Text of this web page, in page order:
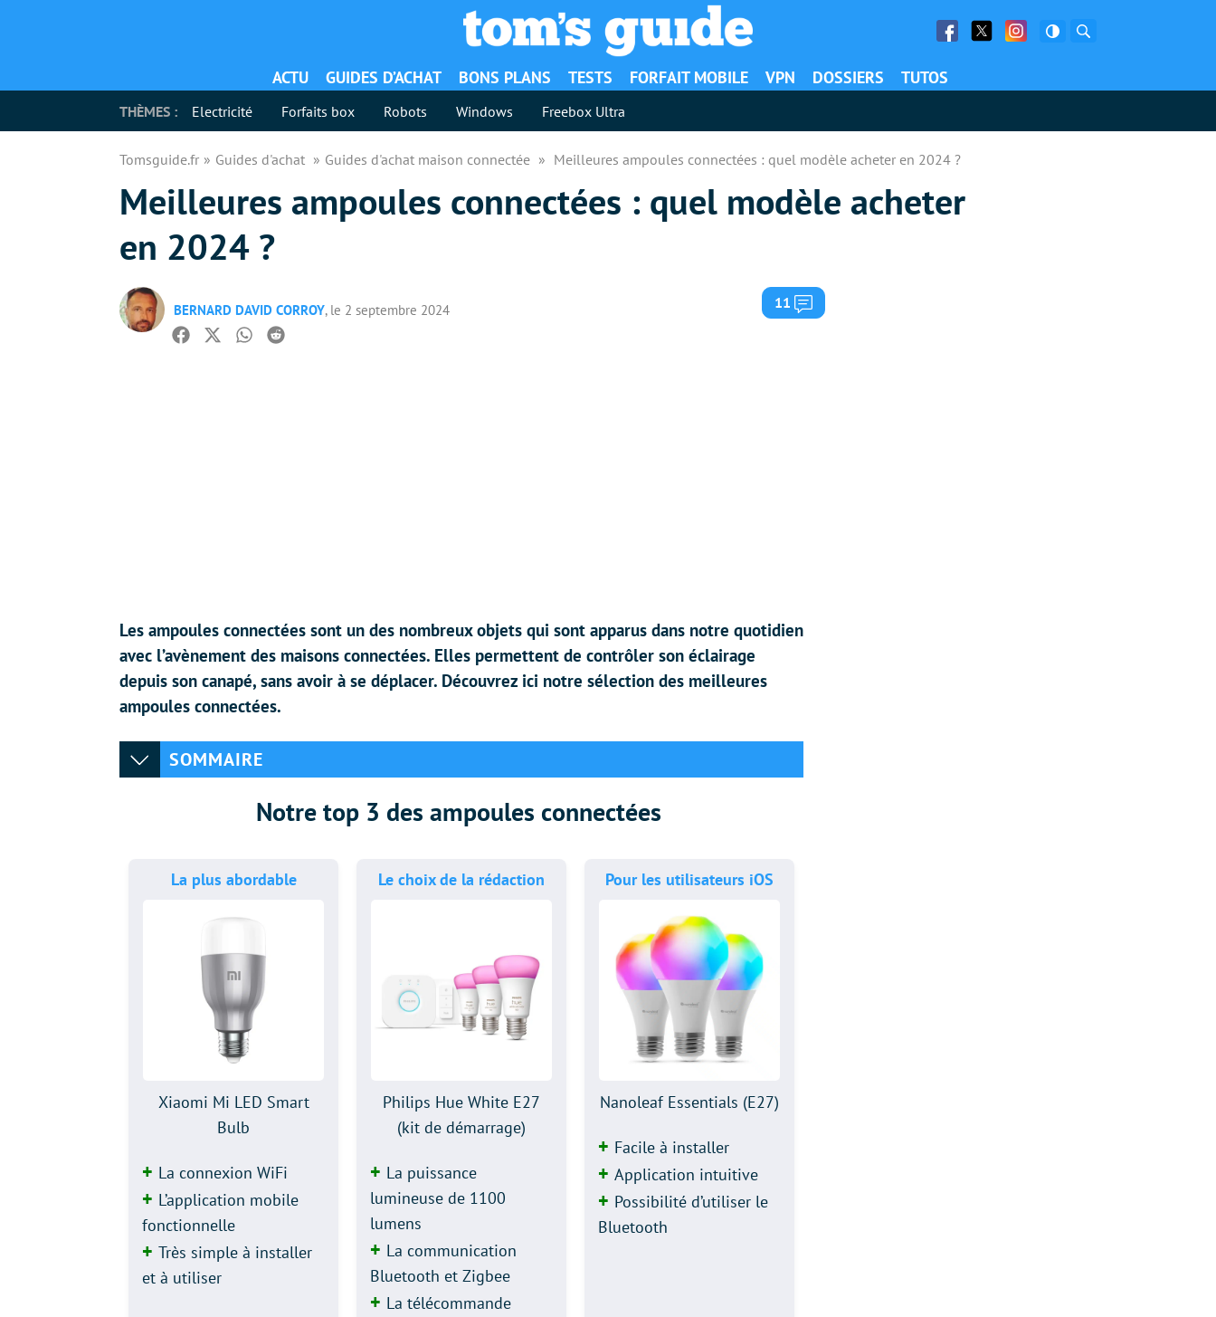
Facebook
Twitter Facebook
ACTU GUIDES D’ACHAT BONS PLANS TESTS FORFAIT MOBILE VPN DOSSIERS TUTOS
THÈMES : Electricité Forfaits box Robots Windows Freebox Ultra
Tomsguide.fr Guides d'achat Guides d'achat maison connectée Meilleures ampoules connectées : quel modèle acheter en 2024 ?
Meilleures ampoules connectées : quel modèle acheter
en 2024 ?
BERNARD DAVID CORROY, le 2 septembre 2024 11 Commentaires
Facebook
TwitterWhatsapp
Reddit
Les ampoules connectées sont un des nombreux objets qui sont apparus dans notre quotidien
avec l’avènement des maisons connectées. Elles permettent de contrôler son éclairage
depuis son canapé, sans avoir à se déplacer. Découvrez ici notre sélection des meilleures
ampoules connectées.
SOMMAIRE
Notre top 3 des ampoules connectées
La plus abordable
Xiaomi Mi LED Smart
Bulb
La connexion WiFi
L’application mobile
fonctionnelle
Très simple à installer
et à utiliser
Le choix de la rédaction
Philips Hue White E27
(kit de démarrage)
La puissance
lumineuse de 1100
lumens
La communication
Bluetooth et Zigbee
La télécommande
Pour les utilisateurs iOS
Nanoleaf Essentials (E27)
Facile à installer
Application intuitive
Possibilité d’utiliser le
Bluetooth